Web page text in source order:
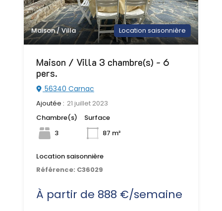
Maison / Villa Location saisonnière
Maison / Villa 3 chambre(s) - 6
pers.
56340 Carnac
Ajoutée : 21 juillet 2023
Chambre(s)
3
Surface
87 m²
Location saisonnière
Référence: C36029
À partir de 888 €/semaine